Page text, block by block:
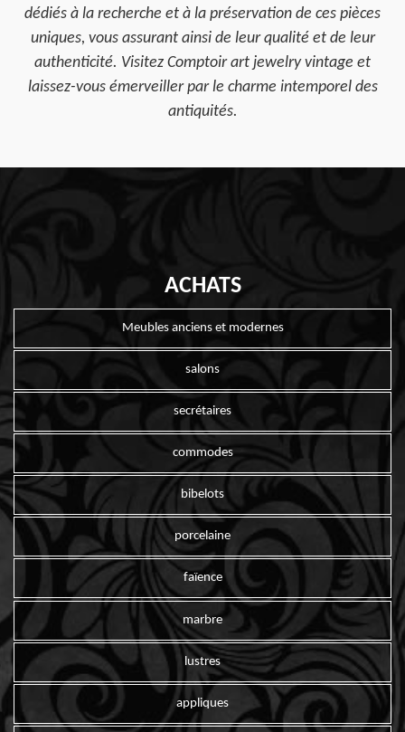
dédiés à la recherche et à la préservation de ces pièces
uniques, vous assurant ainsi de leur qualité et de leur
authenticité. Visitez Comptoir art jewelry vintage et
laissez-vous émerveiller par le charme intemporel des
antiquités.
ACHATS
Meubles anciens et modernes
salons
secrétaires
commodes
bibelots
porcelaine
faïence
marbre
lustres
appliques